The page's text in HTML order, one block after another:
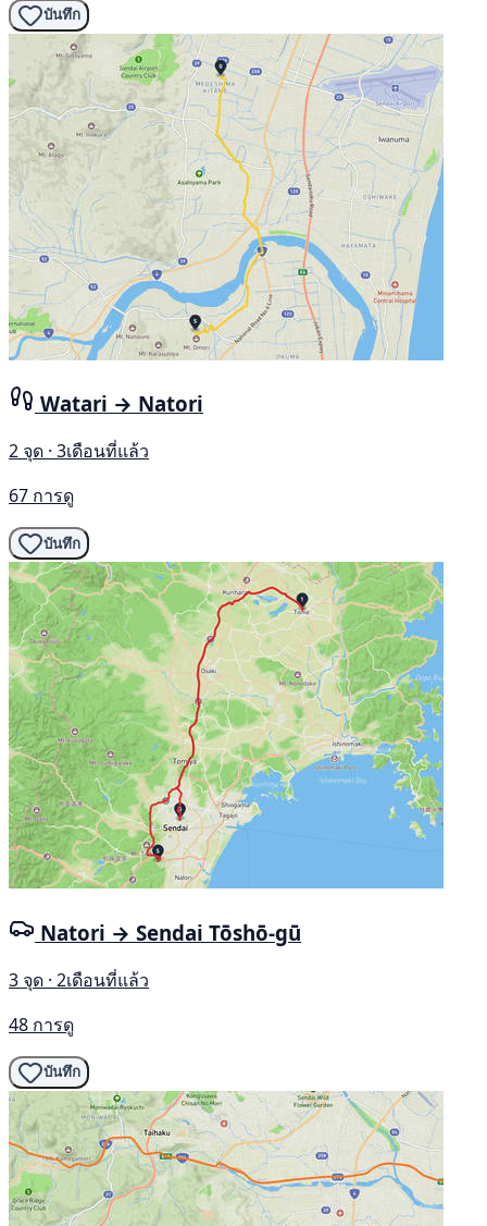
บันทึก
Watari → Natori
2 จุด · 3เดือนที่แล้ว
67 การดู
บันทึก
Natori → Sendai Tōshō-gū
3 จุด · 2เดือนที่แล้ว
48 การดู
บันทึก